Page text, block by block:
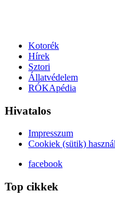
Kotorék
Hírek
Sztori
Állatvédelem
RÓKApédia
Hivatalos
Impresszum
Cookiek (sütik)
facebook
Top cikkek